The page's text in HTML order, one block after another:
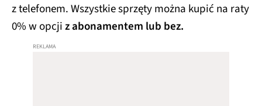
z telefonem. Wszystkie sprzęty można kupić na raty
0% w opcjiz abonamentem lub bez.